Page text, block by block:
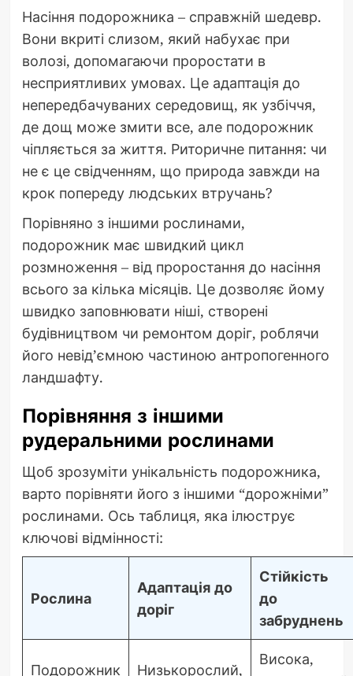
Насіння подорожника – справжній шедевр.
Вони вкриті слизом, який набухає при
волозі, допомагаючи проростати в
несприятливих умовах. Це адаптація до
непередбачуваних середовищ, як узбіччя,
де дощ може змити все, але подорожник
чіпляється за життя. Риторичне питання: чи
не є це свідченням, що природа завжди на
крок попереду людських втручань?
Порівняно з іншими рослинами,
подорожник має швидкий цикл
розмноження – від проростання до насіння
всього за кілька місяців. Це дозволяє йому
швидко заповнювати ніші, створені
будівництвом чи ремонтом доріг, роблячи
його невід’ємною частиною антропогенного
ландшафту.
Порівняння з іншими
рудеральними рослинами
Щоб зрозуміти унікальність подорожника,
варто порівняти його з іншими “дорожніми”
рослинами. Ось таблиця, яка ілюструє
ключові відмінності:
Рослина
Адаптація до
доріг
Стійкість
до
забруднень
Подорожник Низькорослий,
Висока,